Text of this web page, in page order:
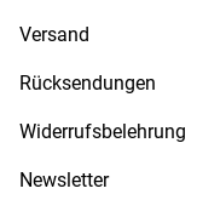
Versand
Rücksendungen
Widerrufsbelehrung
Newsletter